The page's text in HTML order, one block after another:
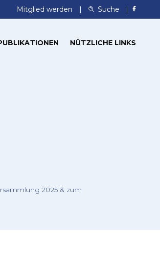
Mitglied werden Suche
NÜTZLICHE LINKS
2025 & zum